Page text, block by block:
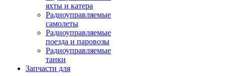
яхты и катера
Радиоуправляемые
самолеты
Радиоуправляемые
поезда и паровозы
Радиоуправляемые
танки
Запчасти для